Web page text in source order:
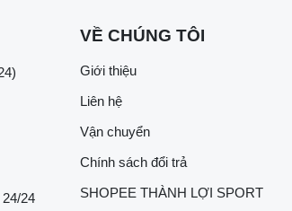
24
VỀ CHÚNG TÔI
Giới thiệu
Liên hệ
Vận chuyển
Chính sách đổi trả
SHOPEE THÀNH LỢI SPORT